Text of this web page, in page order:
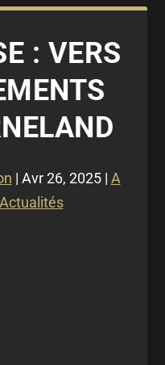
: VERS
| Avr 26, 2025| A